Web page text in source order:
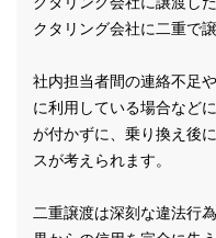
クタリング会社に二重で
社内担当者間の連絡不足
に利用している場合など
が付かずに、乗り換え後
スが考えられます。
二重譲渡は深刻な違法行